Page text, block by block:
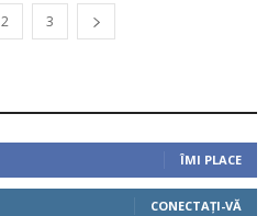
2 3
ÎMI PLACE
CONECTAȚI-VĂ